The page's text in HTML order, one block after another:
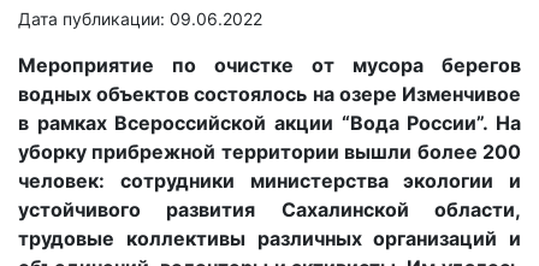
Дата публикации: 09.06.2022
Мероприятие по очистке от мусора берегов
водных объектов состоялось на озере Изменчивое
в рамках Всероссийской акции “Вода России”. На
уборку прибрежной территории вышли более 200
человек: сотрудники министерства экологии и
устойчивого развития Сахалинской области,
трудовые коллективы различных организаций и